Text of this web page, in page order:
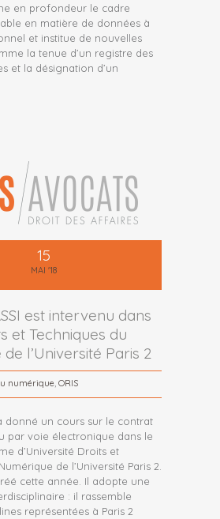
en profondeur le cadre
en matière de données à
et institue de nouvelles
la tenue d’un registre des
et la désignation d’un
15
MAI '18
est intervenu dans
et Techniques du
l’Université Paris 2
numérique, ORIS
donné un cours sur le contrat
par voie électronique dans le
d’Université Droits et
de l’Université Paris 2.
cette année. Il adopte une
: il rassemble
représentées à Paris 2